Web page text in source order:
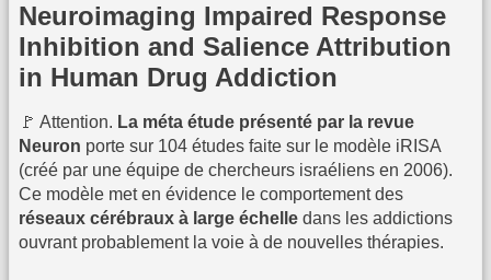
Neuroimaging Impaired Response
Inhibition and Salience Attribution
in Human Drug Addiction
🚩 Attention. La méta étude présenté par la revue
Neuron porte sur 104 études faite sur le modèle iRISA
(créé par une équipe de chercheurs israéliens en 2006).
Ce modèle met en évidence le comportement des
réseaux cérébraux à large échelle dans les addictions
ouvrant probablement la voie à de nouvelles thérapies.